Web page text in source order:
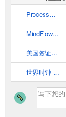
ProcessOn在线协作绘图平台
MindFlow|在线免费思维导图
美国签证DS160照片在线制作
世界时钟-为您提供世界各地现在时间和日期-时间地图网